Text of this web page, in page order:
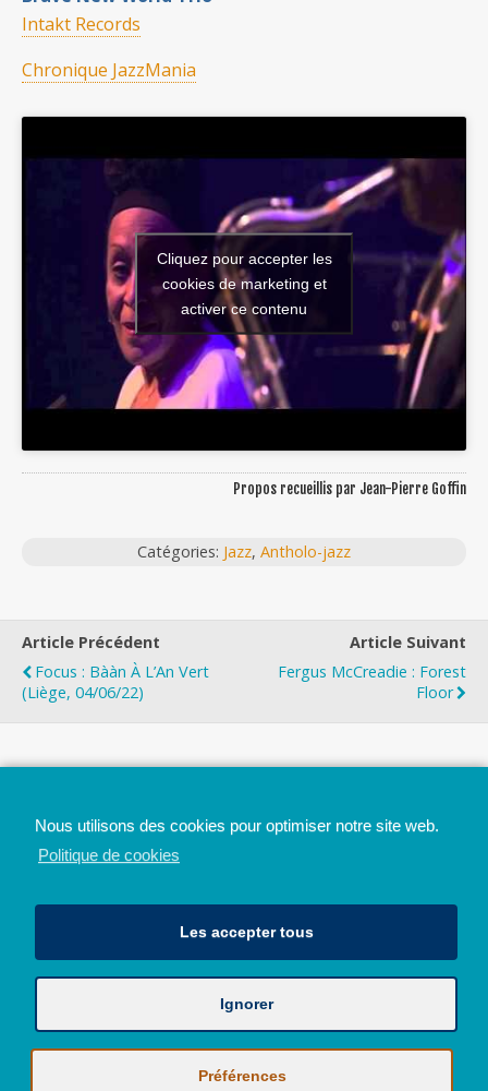
Intakt Records
Chronique JazzMania
Cliquez pour accepter les
cookies de marketing et
activer ce contenu
Propos recueillis par Jean-Pierre Goffin
Catégories: Jazz, Antholo-jazz
Article Précédent
Focus : Bààn À L’An Vert
(Liège, 04/06/22)
Article Suivant
Fergus McCreadie : Forest
Floor
Avec le soutien de la Province de Liège
© 2026 - Tous droits réservés - JazzMania
Politique en matière de confidentialité et de vie privée
Nous utilisons des cookies pour optimiser notre site web.
Politique de cookies
Les accepter tous
Ignorer
Préférences